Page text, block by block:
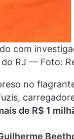
com
RJ — Foto:
no
de R$ 1